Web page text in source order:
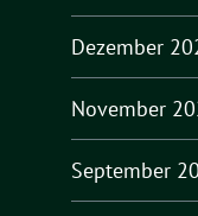
Dezember
November
September